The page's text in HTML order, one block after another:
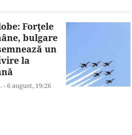
Forţele
bulgare
un
la
-6 august, 19:26